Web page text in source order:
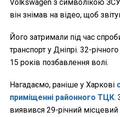
Volkswagen з символікою
він знімав на відео, щоб
Його затримали під час
транспорт у Дніпрі. 32-
15 років позбавлення волі.
Нагадаємо, раніше у Харкові
приміщенні районного ТЦК.
виявився 29-річний